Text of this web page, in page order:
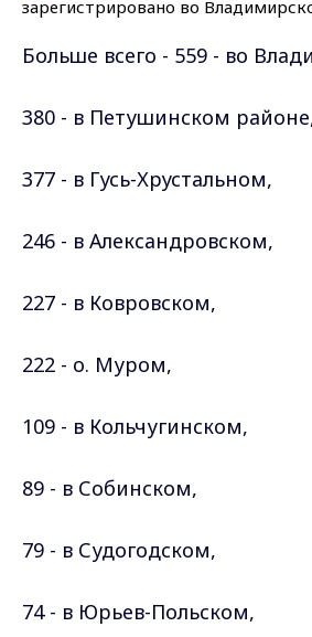
Больше всего - 559 - во
380 - в Петушинском
377 - в Гусь-Хрустальном,
246 - в Александровском,
227 - в Ковровском,
222 - о. Муром,
109 - в Кольчугинском,
89 - в Собинском,
79 - в Судогодском,
74 - в Юрьев-Польском,